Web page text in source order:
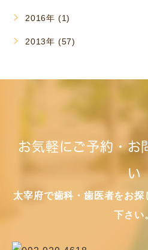
2016年 (1)
2013年 (57)
お気軽にご予約・お
い
太宰府で歯科・歯医者をお
下さい